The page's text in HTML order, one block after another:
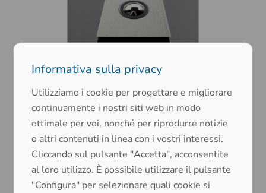
Versioni speciali DS-
Informativa sulla privacy
Utilizziamo i cookie per progettare e migliorare
continuamente i nostri siti web in modo
ottimale per voi, nonché per riprodurre notizie
o altri contenuti in linea con i vostri interessi.
Cliccando sul pulsante "Accetta", acconsentite
al loro utilizzo. È possibile utilizzare il pulsante
"Configura" per selezionare quali cookie si